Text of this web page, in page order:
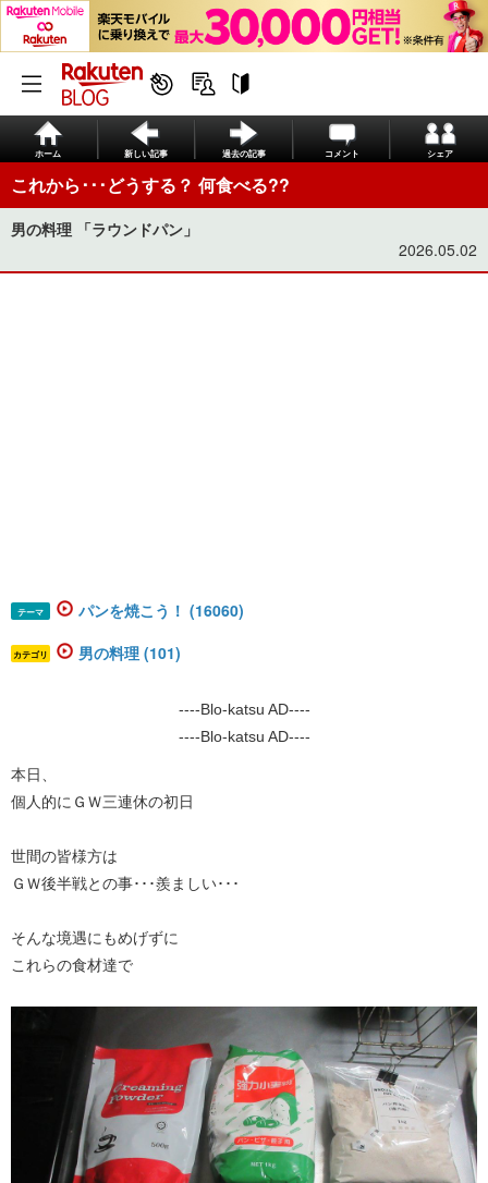
ホーム 新しい記事 過去の記事 コメント シェア
これから･･･どうする？ 何食べる??
男の料理 「ラウンドパン」
2026.05.02
テーマ パンを焼こう！ (16060)
カテゴリ 男の料理 (101)
----Blo-katsu AD----
----Blo-katsu AD----
​​​本日、
個人的にＧＷ三連休の初日
世間の皆様方は
ＧＷ後半戦との事･･･羨ましい･･･
そんな境遇にもめげずに
これらの食材達で